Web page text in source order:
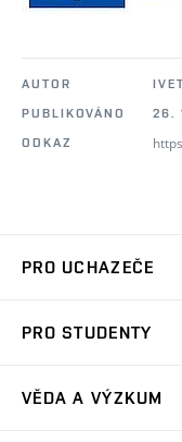
AUTOR
PUBLIKOVÁNO
26.
ODKAZ
PRO UCHAZEČE
Ambasadoři studia
PRO STUDENTY
VĚDA A VÝZKUM